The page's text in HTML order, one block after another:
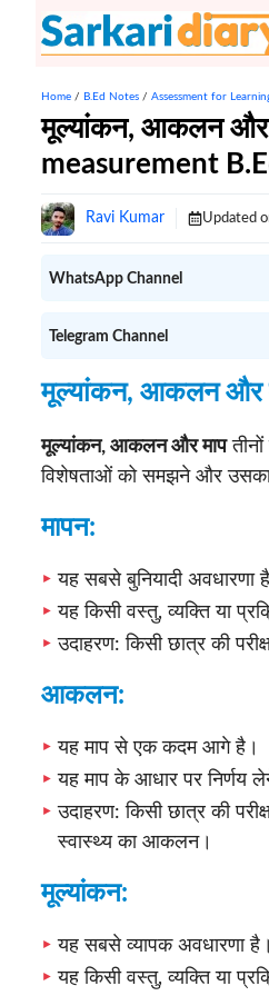
Home / B.Ed Notes / Assessment for
मूल्यांकन, आकलन और
measurement
Ravi Kumar Updated
WhatsApp Channel
Telegram Channel
मूल्यांकन, आकलन और
मूल्यांकन, आकलन और मापतीनों
विशेषताओं को समझने और उसका
मापन:
यह सबसे बुनियादी अवधारणा
यह किसी वस्तु, व्यक्ति या
उदाहरण: किसी छात्र की
आकलन:
यह माप से एक कदम आगे है।
यह माप के आधार पर निर्णय
उदाहरण: किसी छात्र की
स्वास्थ्य का आकलन।
मूल्यांकन:
यह सबसे व्यापक अवधारणा है।
यह किसी वस्तु, व्यक्ति या